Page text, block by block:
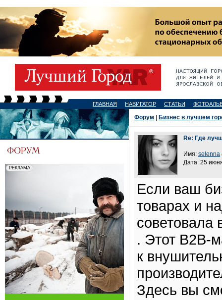
ГЛАВНАЯ НАВИГАТОР СТАТЬИ
Форум Бизнес в лучшем
Re: Где
Имя: selenna
Дата: 25
Если ваш
товарах и
советовала
. Этот B2B-
к
Здесь вы